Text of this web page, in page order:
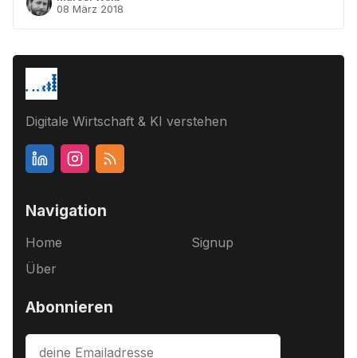
08 März 2018
Digitale Wirtschaft & KI verstehen
Navigation
Home
Über
Signup
Abonnieren